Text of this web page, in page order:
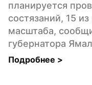
планируется
состязаний, 15
масштаба,
губернатора
Подробнее >